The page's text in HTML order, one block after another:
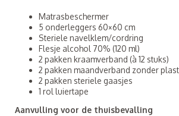
Matrasbeschermer
5 onderleggers 60×60 cm
Steriele navelklem/cordring
Flesje alcohol 70% (120 ml)
2 pakken kraamverband (à 12 stuks)
2 pakken maandverband zonder
2 pakken steriele gaasjes
1 rol luiertape
Aanvulling voor de thuisbevalling